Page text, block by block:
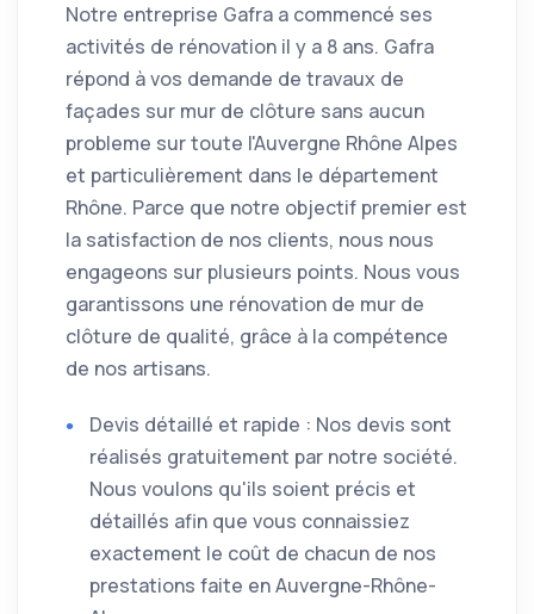
Notre entreprise Gafra a commencé ses
activités de rénovation il y a 8 ans. Gafra
répond à vos demande de travaux de
façades sur mur de clôture sans aucun
probleme sur toute l'Auvergne Rhône Alpes
et particulièrement dans le département
Rhône. Parce que notre objectif premier est
la satisfaction de nos clients, nous nous
engageons sur plusieurs points. Nous vous
garantissons une rénovation de mur de
clôture de qualité, grâce à la compétence
de nos artisans.
Devis détaillé et rapide : Nos devis sont
réalisés gratuitement par notre société.
Nous voulons qu'ils soient précis et
détaillés afin que vous connaissiez
exactement le coût de chacun de nos
prestations faite en Auvergne-Rhône-